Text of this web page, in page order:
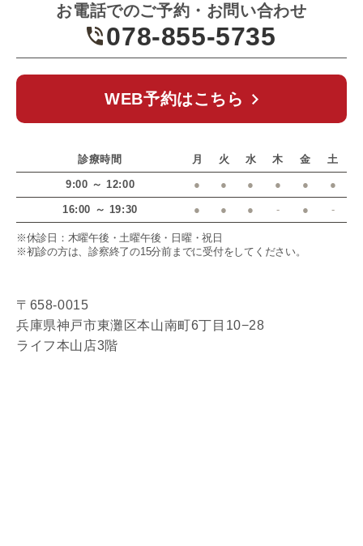
お電話でのご予約・お問い合わせ
078-855-5735
WEB予約はこちら
診療時間 月 火 水 木 金 土
9:00 ～ 12:00 ● ● ● ● ● ●
16:00 ～ 19:30 ● ● ● - ● -
※休診日：木曜午後・土曜午後・日曜・祝日
※初診の方は、診察終了の15分前までに受付をしてください。
〒658-0015
兵庫県神戸市東灘区本山南町6丁目10−28
ライフ本山店3階